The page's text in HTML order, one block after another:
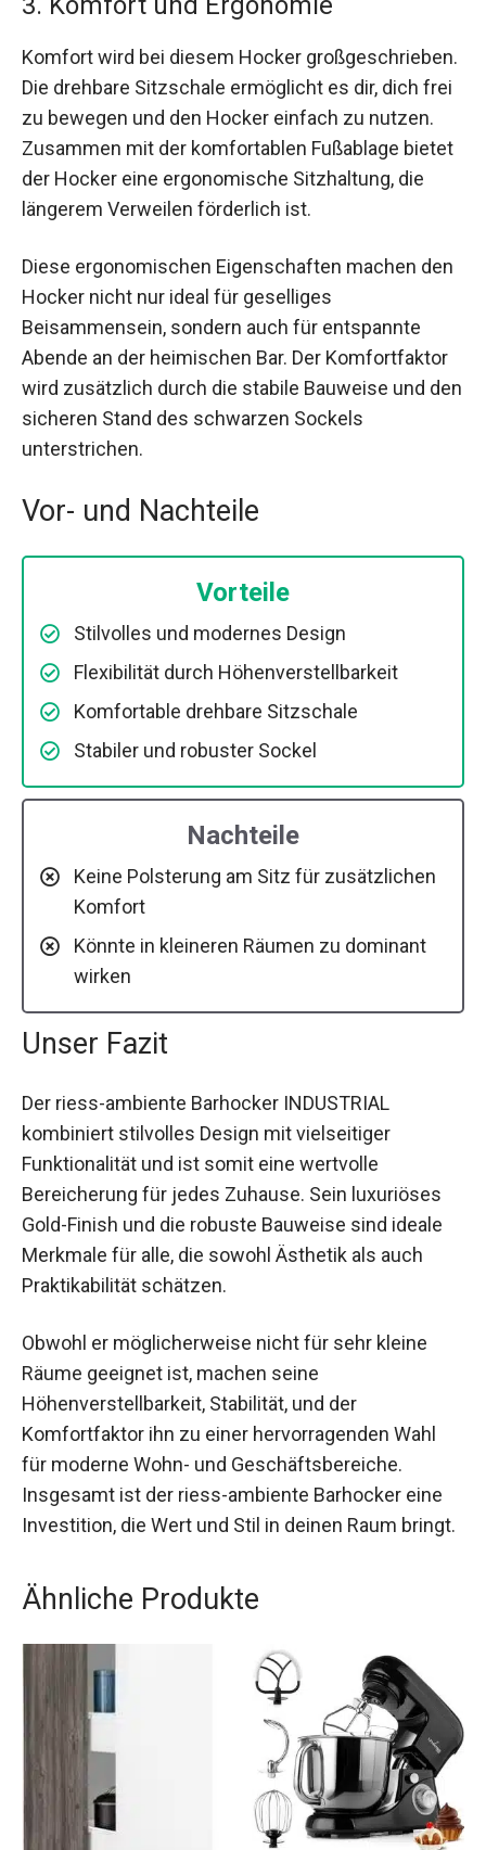
Komfort wird bei diesem Hocker großgeschrieben.
Die drehbare Sitzschale ermöglicht es dir, dich frei
zu bewegen und den Hocker einfach zu nutzen.
Zusammen mit der komfortablen Fußablage bietet
der Hocker eine ergonomische Sitzhaltung, die
längerem Verweilen förderlich ist.
Diese ergonomischen Eigenschaften machen den
Hocker nicht nur ideal für geselliges
Beisammensein, sondern auch für entspannte
Abende an der heimischen Bar. Der Komfortfaktor
wird zusätzlich durch die stabile Bauweise und den
sicheren Stand des schwarzen Sockels
unterstrichen.
Vor- und Nachteile
Vorteile
Stilvolles und modernes Design
Flexibilität durch Höhenverstellbarkeit
Komfortable drehbare Sitzschale
Stabiler und robuster Sockel
Nachteile
Keine Polsterung am Sitz für zusätzlichen
Komfort
Könnte in kleineren Räumen zu dominant
wirken
Unser Fazit
Der riess-ambiente Barhocker INDUSTRIAL
kombiniert stilvolles Design mit vielseitiger
Funktionalität und ist somit eine wertvolle
Bereicherung für jedes Zuhause. Sein luxuriöses
Gold-Finish und die robuste Bauweise sind ideale
Merkmale für alle, die sowohl Ästhetik als auch
Praktikabilität schätzen.
Obwohl er möglicherweise nicht für sehr kleine
Räume geeignet ist, machen seine
Höhenverstellbarkeit, Stabilität, und der
Komfortfaktor ihn zu einer hervorragenden Wahl
für moderne Wohn- und Geschäftsbereiche.
Insgesamt ist der riess-ambiente Barhocker eine
Investition, die Wert und Stil in deinen Raum bringt.
Ähnliche Produkte